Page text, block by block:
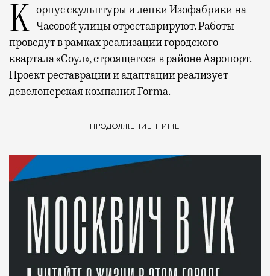
Корпус скульптуры и лепки Изофабрики на Часовой улицы отреставрируют. Работы
проведут в рамках реализации городского
квартала «Соул», строящегося в районе Аэропорт.
Проект реставрации и адаптации реализует
девелоперская компания Forma.
ПРОДОЛЖЕНИЕ НИЖЕ